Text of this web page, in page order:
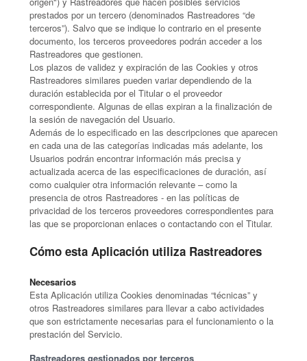
prestados por un tercero (denominados Rastreadores “de
terceros”). Salvo que se indique lo contrario en el presente
documento, los terceros proveedores podrán acceder a los
Rastreadores que gestionen.
Los plazos de validez y expiración de las Cookies y otros
Rastreadores similares pueden variar dependiendo de la
duración establecida por el Titular o el proveedor
correspondiente. Algunas de ellas expiran a la finalización de
la sesión de navegación del Usuario.
Además de lo especificado en las descripciones que aparecen
en cada una de las categorías indicadas más adelante, los
Usuarios podrán encontrar información más precisa y
actualizada acerca de las especificaciones de duración, así
como cualquier otra información relevante – como la
presencia de otros Rastreadores - en las políticas de
privacidad de los terceros proveedores correspondientes para
las que se proporcionan enlaces o contactando con el Titular.
Cómo esta Aplicación utiliza Rastreadores
Necesarios
Esta Aplicación utiliza Cookies denominadas “técnicas” y
otros Rastreadores similares para llevar a cabo actividades
que son estrictamente necesarias para el funcionamiento o la
prestación del Servicio.
Rastreadores gestionados por terceros